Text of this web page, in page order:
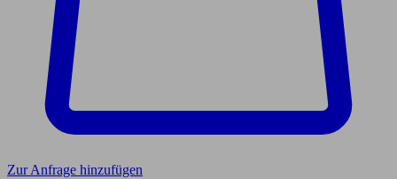
Zur Anfrage hinzufügen